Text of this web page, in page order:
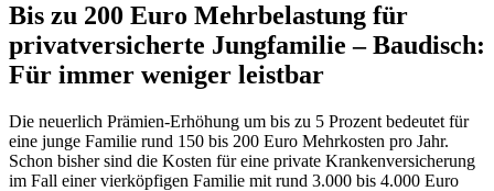
Bis zu 200 Euro Mehrbelastung für
privatversicherte Jungfamilie – Baudisch:
Für immer weniger leistbar
Die neuerlich Prämien-Erhöhung um bis zu 5 Prozent bedeutet für
eine junge Familie rund 150 bis 200 Euro Mehrkosten pro Jahr.
Schon bisher sind die Kosten für eine private Krankenversicherung
im Fall einer vierköpfigen Familie mit rund 3.000 bis 4.000 Euro